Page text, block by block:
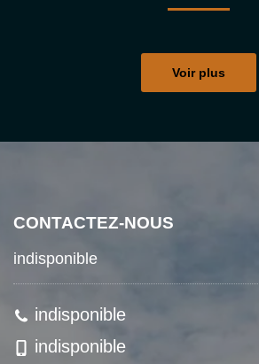
Voir plus
CONTACTEZ-NOUS
indisponible
indisponible
indisponible